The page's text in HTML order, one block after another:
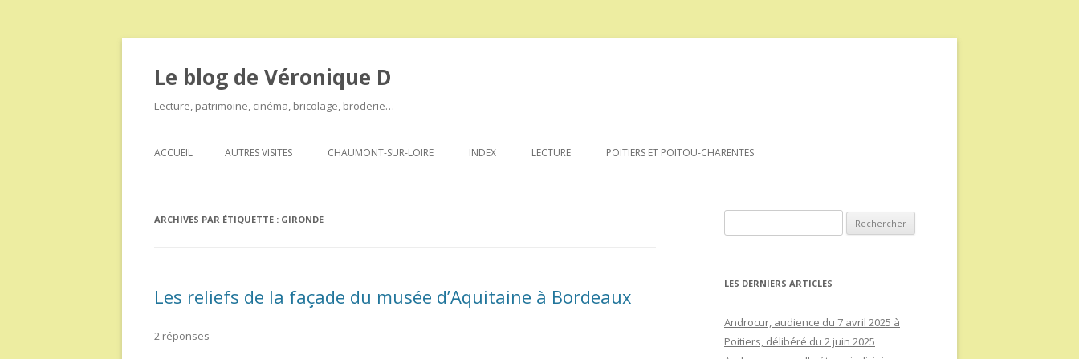
Le blog de Véronique D
Lecture, patrimoine, cinéma, bricolage, broderie…
au
ACCUEIL AUTRES VISITES CHAUMONT-SUR-LOIRE INDEX LECTURE POITIERS ET POITOU-CHARENTES
ARCHIVES PAR ÉTIQUETTE : GIRONDE
Les reliefs de la façade du musée d’Aquitaine à Bordeaux
2 réponses
LES DERNIERS ARTICLES
Androcur, audience du 7 avril 2025 à
Poitiers, délibéré du 2 juin 2025